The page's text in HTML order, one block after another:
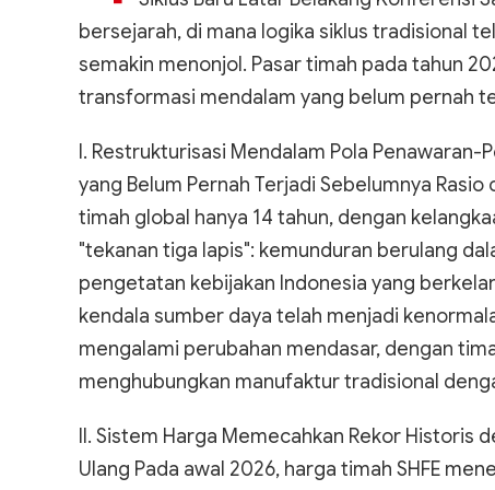
bersejarah, di mana logika siklus tradisional
semakin menonjol. Pasar timah pada tahun
transformasi mendalam yang belum pernah
I. Restrukturisasi Mendalam Pola
yang Belum Pernah Terjadi Sebelumnya
timah global hanya 14 tahun, dengan
"tekanan tiga lapis": kemunduran berulang
pengetatan kebijakan Indonesia yang
kendala sumber daya telah menjadi
mengalami perubahan mendasar, dengan
menghubungkan manufaktur tradisional
II. Sistem Harga Memecahkan Rekor
Ulang Pada awal 2026, harga timah SHFE